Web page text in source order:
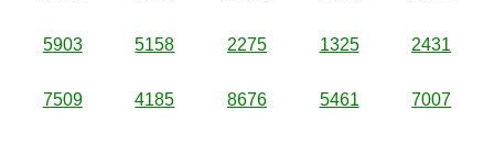
5903 5158 2275 1325 2431
7509 4185 8676 5461 7007